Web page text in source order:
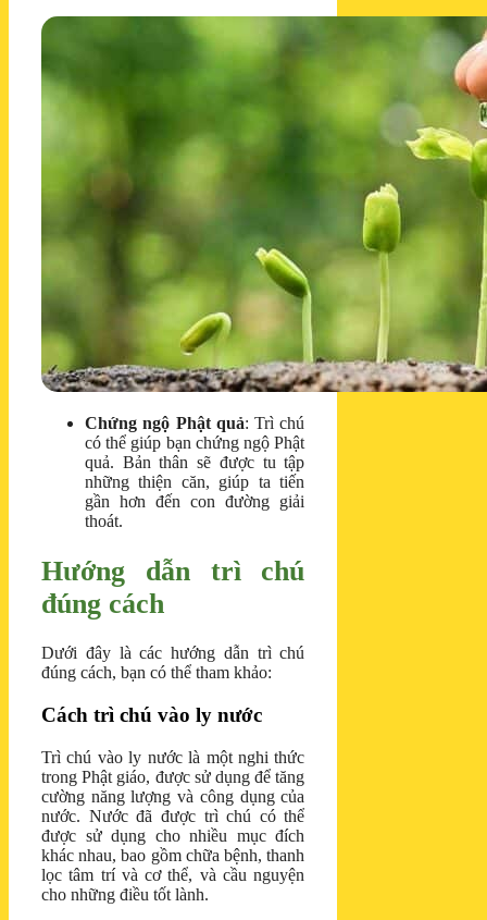
Chứng ngộ Phật quả: Trì chú
có thể giúp bạn chứng ngộ Phật
quả. Bản thân sẽ được tu tập
những thiện căn, giúp ta tiến
gần hơn đến con đường giải
thoát.
Hướng dẫn trì chú
đúng cách
Dưới đây là các hướng dẫn trì chú
đúng cách, bạn có thể tham khảo:
Cách trì chú vào ly nước
Trì chú vào ly nước là một nghi thức
trong Phật giáo, được sử dụng để tăng
cường năng lượng và công dụng của
nước. Nước đã được trì chú có thể
được sử dụng cho nhiều mục đích
khác nhau, bao gồm chữa bệnh, thanh
lọc tâm trí và cơ thể, và cầu nguyện
cho những điều tốt lành.